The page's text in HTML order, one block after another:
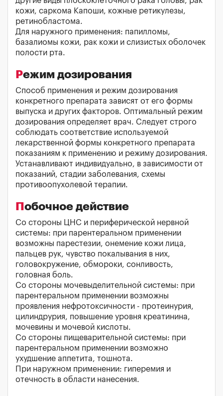
кожи, саркома Капоши, кожные ретикулезы,
ретинобластома.
Для наружного применения: папилломы,
базалиомы кожи, рак кожи и слизистых оболочек
полости рта.
Режим дозирования
Способ применения и режим дозирования
конкретного препарата зависят от его формы
выпуска и других факторов. Оптимальный режим
дозирования определяет врач. Следует строго
соблюдать соответствие используемой
лекарственной формы конкретного препарата
показаниям к применению и режиму дозирования.
Устанавливают индивидуально, в зависимости от
показаний, стадии заболевания, схемы
противоопухолевой терапии.
Побочное действие
Со стороны ЦНС и периферической нервной
системы: при парентеральном применении
возможны парестезии, онемение кожи лица,
пальцев рук, чувство покалывания в них,
головокружение, обмороки, сонливость,
головная боль.
Со стороны мочевыделительной системы: при
парентеральном применении возможны
проявления нефротоксичности - протеинурия,
цилиндрурия, повышение уровня креатинина,
мочевины и мочевой кислоты.
Со стороны пищеварительной системы: при
парентеральном применении возможно
ухудшение аппетита, тошнота.
При наружном применении: гиперемия и
отечность в области нанесения.